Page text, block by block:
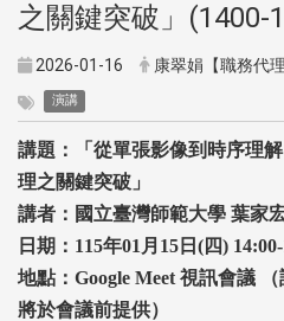
之關鍵突破」(1400-
2026-01-16 康翠娟【職務代
演講
講題：「從單張影像到時序理
理之關鍵突破」
講者：國立臺灣師範大學 葉家
日期：115年01 月15 日(四)
地點： Google Meet 視訊會議
將於會議前提供）